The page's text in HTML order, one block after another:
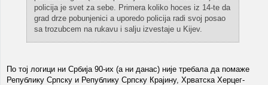
policija je svet za sebe. Primera koliko hoces iz 14-te da
grad drze pobunjenici a uporedo policija radi svoj posao
sa trozubcem na rukavu i salju izvestaje u Kijev.
По тој логици ни Србија 90-их (а ни данас) није требала да помаже
Републику Српску и Републику Српску Крајину, Хрватска Херцег-